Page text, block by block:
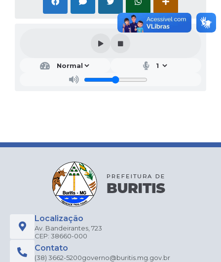
Localização
Av. Bandeirantes, 723
CEP: 38660-000
Contato
(38) 3662-5200governo@buritis.mg.gov.br